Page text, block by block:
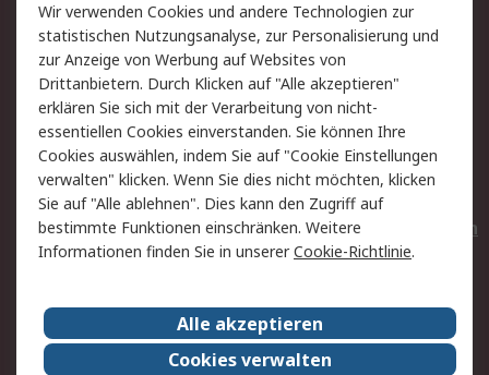
Rücksendungen
Kontakt
Hilfe
Privatkunden
Rechtliches
AGB
Datenschutz
Cookie-Richtlinie
Zahlungsbedingungen
Copyright/Impressum
Entsorgung
Elektrogeräte/Batterien
RS weltweit
Karriere bei RS
Nachhaltigkeit
Wir verwenden Cookies und andere Technologien zur
statistischen Nutzungsanalyse, zur Personalisierung und
zur Anzeige von Werbung auf Websites von
Drittanbietern. Durch Klicken auf "Alle akzeptieren"
erklären Sie sich mit der Verarbeitung von nicht-
essentiellen Cookies einverstanden. Sie können Ihre
Cookies auswählen, indem Sie auf "Cookie Einstellungen
verwalten" klicken. Wenn Sie dies nicht möchten, klicken
Sie auf "Alle ablehnen". Dies kann den Zugriff auf
bestimmte Funktionen einschränken. Weitere
Informationen finden Sie in unsererCookie-Richtlinie.
Alle akzeptieren
Cookies verwalten